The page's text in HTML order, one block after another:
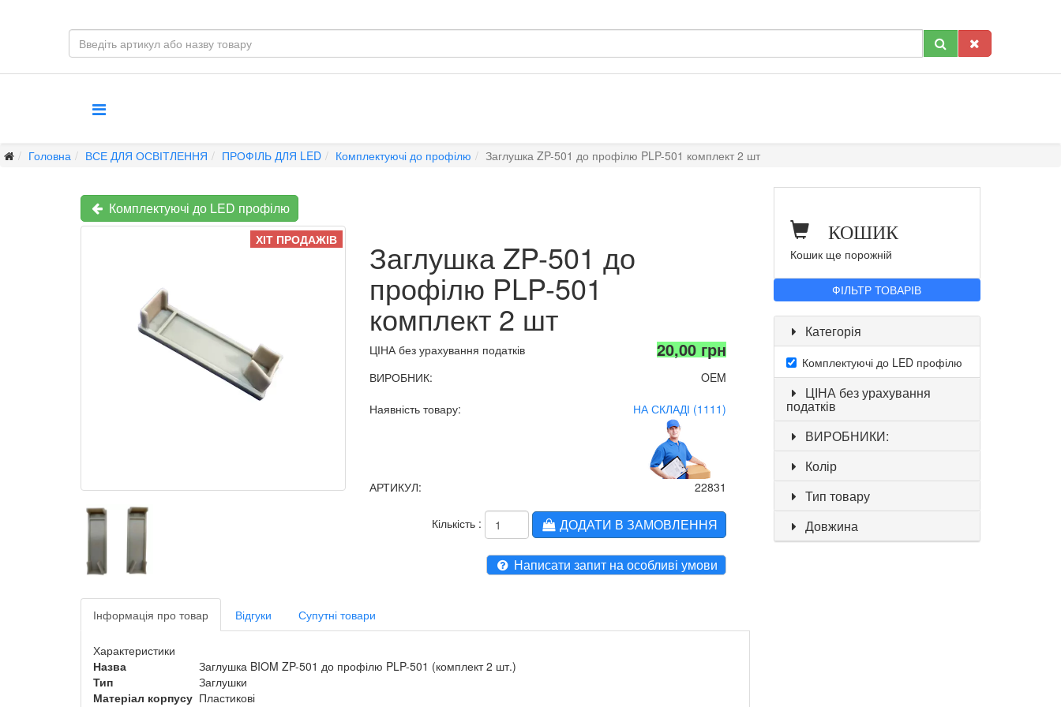
Головна ВСЕ ДЛЯ ОСВІТЛЕННЯ ПРОФІЛЬ ДЛЯ LED Комплектуючі до профілю Заглушка ZP-501 до профілю PLP-501 комплект 2 шт
Комплектуючі до LED профілю
ХІТ ПРОДАЖІВ Заглушка ZP-501 до
профілю PLP-501
комплект 2 шт
ЦІНА без урахування податків 20,00 грн
ВИРОБНИК:
OEM
Наявність товару:
НА СКЛАДІ (1111)
АРТИКУЛ: 22831
Кількість : ДОДАТИ В ЗАМОВЛЕННЯ
Написати запит на особливі умови
Інформація про товар Відгуки Супутні товари
Характеристики
Назва
Заглушка BIOM ZP-501 до профілю PLP-501 (комплект 2 шт.)
Тип
Заглушки
Матеріал корпусу Пластикові
КОШИК
Кошик ще порожній
ФІЛЬТР ТОВАРІВ
Категорія
Комплектуючі до LED профілю
ЦІНА без урахування
податків
ВИРОБНИКИ:
Колір
Тип товару
Довжина